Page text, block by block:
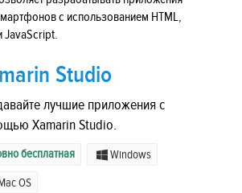
с использованием HTML,
JavaScript.
Studio
лучшие приложения с
Xamarin Studio.
бесплатная Windows
OS